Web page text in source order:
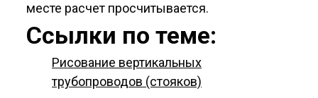
месте расчет просчитывается.
Ссылки по теме:
Рисование вертикальных
трубопроводов (стояков)